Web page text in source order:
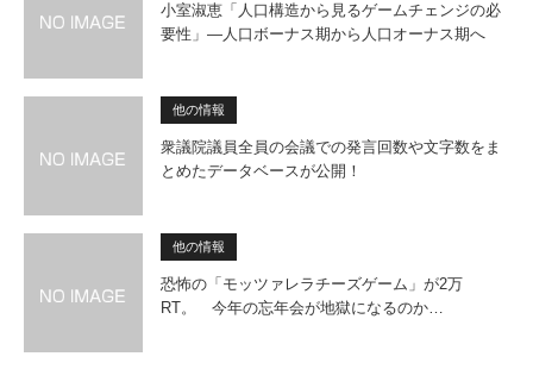
小室淑恵「人口構造から見るゲー­ムチェンジの必
要性」―人口ボーナス期から人口オーナス期へ
他の情報
衆議院議員全員の会議での発言回数や文字数をま
とめたデータベースが公開！
他の情報
恐怖の「モッツァレラチーズゲーム」が2万
RT。 今年の忘年会が地獄になるのか…